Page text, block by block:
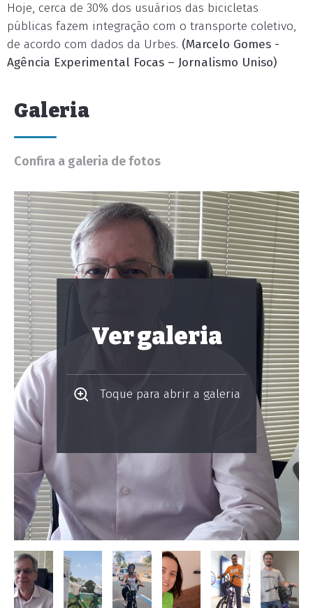
Hoje, cerca de 30% dos usuários das bicicletas
públicas fazem integração com o transporte coletivo,
de acordo com dados da Urbes. (Marcelo Gomes -
Agência Experimental Focas – Jornalismo Uniso)
Galeria
Confira a galeria de fotos
Ver galeria
Toque para abrir a galeria